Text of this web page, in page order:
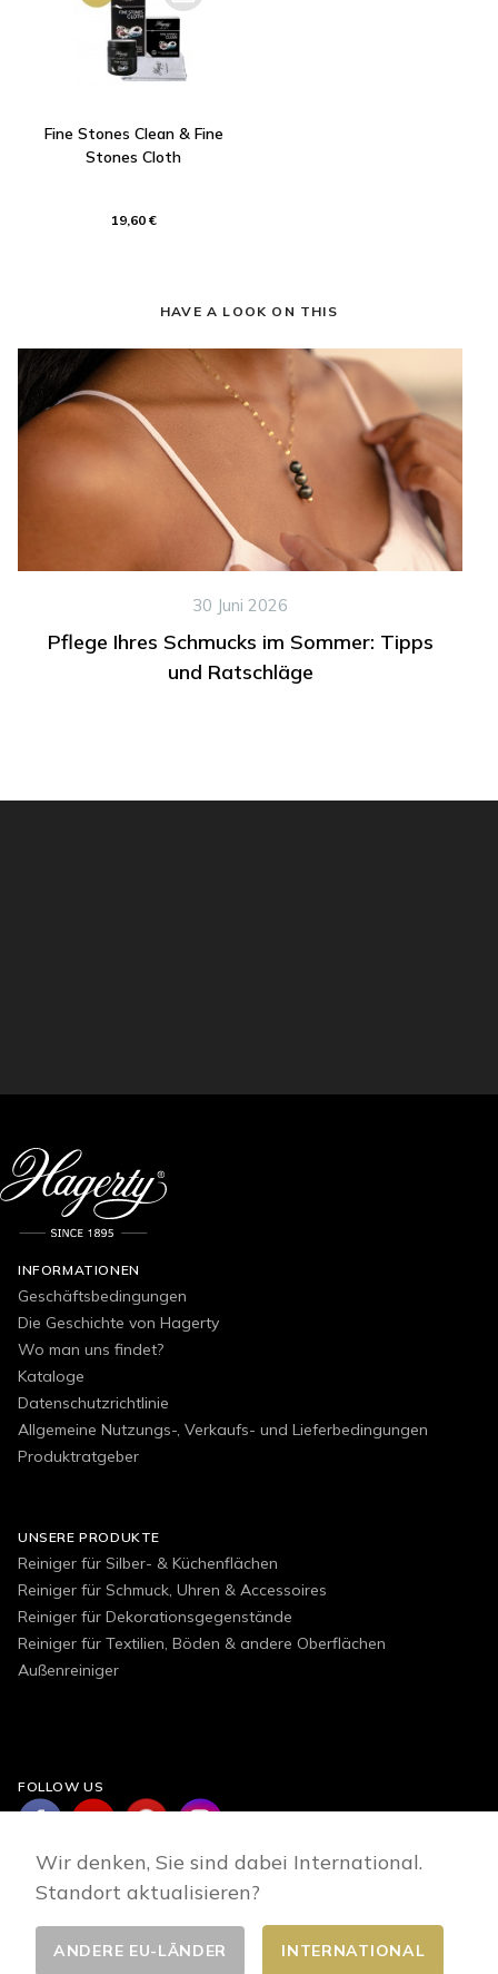
Fine Stones Clean & Fine
Stones Cloth
19,60 €
HAVE A LOOK ON THIS
30 Juni 2026
Pflege Ihres Schmucks im Sommer: Tipps
und Ratschläge
INFORMATIONEN
Geschäftsbedingungen
Die Geschichte von Hagerty
Wo man uns findet?
Kataloge
Datenschutzrichtlinie
Allgemeine Nutzungs-, Verkaufs- und Lieferbedingungen
Produktratgeber
UNSERE PRODUKTE
Reiniger für Silber- & Küchenflächen
Reiniger für Schmuck, Uhren & Accessoires
Reiniger für Dekorationsgegenstände
Reiniger für Textilien, Böden & andere Oberflächen
Außenreiniger
FOLLOW US
Land wählen
Wir denken, Sie sind dabei International.
Standort aktualisieren?
ANDERE EU-LÄNDER INTERNATIONAL